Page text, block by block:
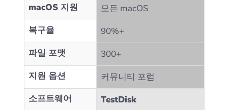
macOS 지원
모든 macOS
복구율
90%+
파일 포맷
300+
지원 옵션
커뮤니티 포럼
소프트웨어
TestDisk